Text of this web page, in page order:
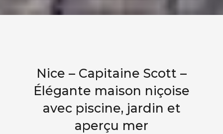
Nice – Capitaine Scott –
Élégante maison niçoise
avec piscine, jardin et
aperçu mer